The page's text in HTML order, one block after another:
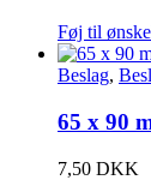
Føj til
Beslag,
65 x 90
7,50 DKK